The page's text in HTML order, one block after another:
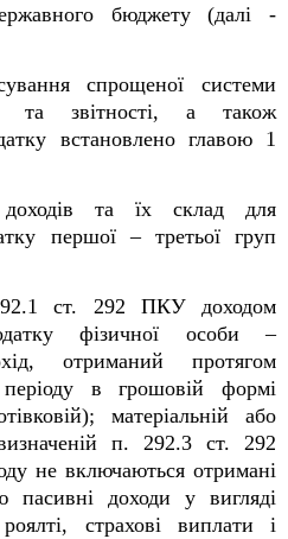
бюджету (далі -
спрощеної системи
та звітності, а також
встановлено главою 1
доходів та їх склад для
першої – третьої груп
ст. 292 ПКУ доходом
фізичної особи –
отриманий протягом
періоду в грошовій формі
матеріальній або
п. 292.3 ст. 292
не включаються отримані
пасивні доходи у вигляді
страхові виплати і